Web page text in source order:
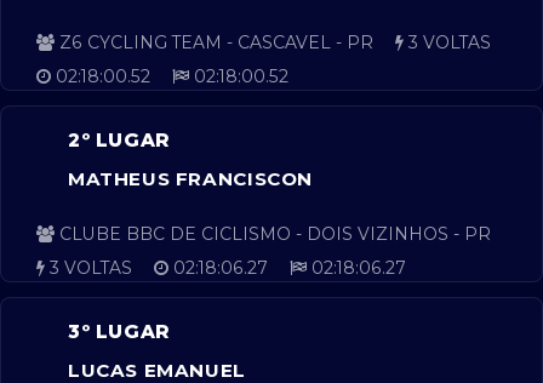
Z6 CYCLING TEAM - CASCAVEL - PR
3 VOLTAS
02:18:00.52
02:18:00.52
2º LUGAR
MATHEUS FRANCISCON
CLUBE BBC DE CICLISMO - DOIS VIZINHOS - PR
3 VOLTAS
02:18:06.27 02:18:06.27
3º LUGAR
LUCAS EMANUEL